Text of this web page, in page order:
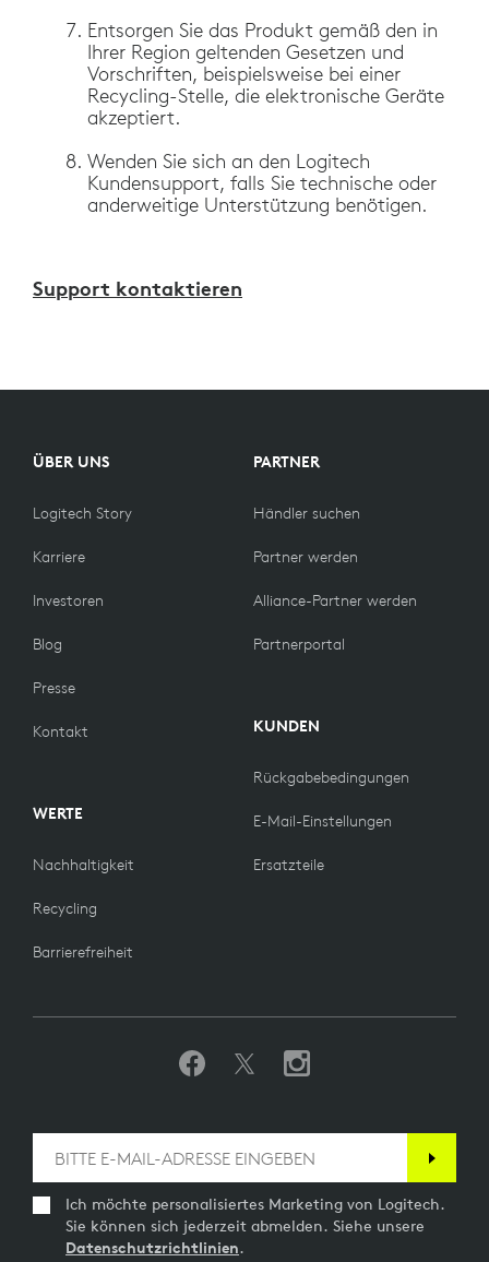
Entsorgen Sie das Produkt gemäß den in
Ihrer Region geltenden Gesetzen und
Vorschriften, beispielsweise bei einer
Recycling-Stelle, die elektronische Geräte
akzeptiert.
Wenden Sie sich an den Logitech
Kundensupport, falls Sie technische oder
anderweitige Unterstützung benötigen.
Support kontaktieren
ÜBER UNS
Logitech Story
Karriere
Investoren
Blog
Presse
Kontakt
WERTE
Nachhaltigkeit
Recycling
Barrierefreiheit
PARTNER
Händler suchen
Partner werden
Alliance-Partner werden
Partnerportal
KUNDEN
Rückgabebedingungen
E-Mail-Einstellungen
Ersatzteile
Ich möchte personalisiertes Marketing von Logitech.
Sie können sich jederzeit abmelden. Siehe unsere
Datenschutzrichtlinien.